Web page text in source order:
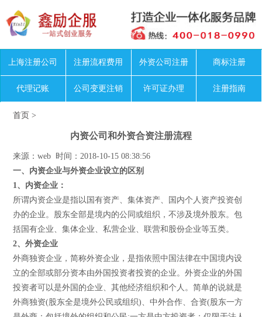
上海注册公司 注册流程费用 外资公司注册 商标注册
代理记账 公司变更注销 许可证办理 注册指南
首页 >
内资公司和外资合资注册流程
来源：web 时间：2018-10-15 08:38:56
一、内资企业与外资企业设立的区别
1、内资企业：
所谓内资企业是指以国有资产、集体资产、国内个人资产投资创
办的企业。股东全部是境内的公同或组织，不涉及境外股东。包
括国有企业、集体企业、私营企业、联营和股份企业等五类。
2、外资企业
外商独资企业，简称外资企业，是指依照中国法律在中国境内设
立的全部或部分资本由外国投资者投资的企业。外资企业的外国
投资者可以是外国的企业、其他经济组织和个人。简单的说就是
外商独资(股东全是境外公民或组织)、中外合作、合资(股东一方